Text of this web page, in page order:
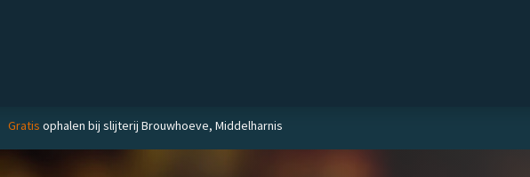
Gratis ophalen bij slijterij Brouwhoeve, Middelharnis